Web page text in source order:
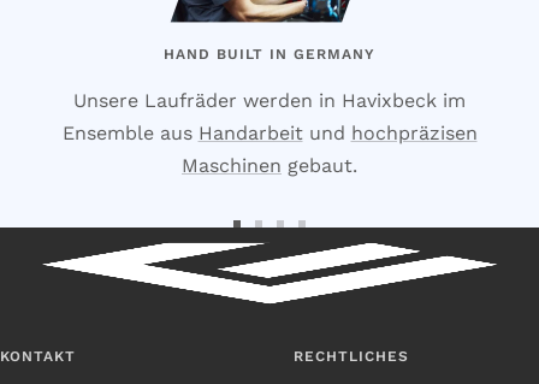
HAND BUILT IN GERMANY
Unsere Laufräder werden in Havixbeck im
Ensemble aus Handarbeitund hochpräzisen
Maschinen gebaut.
Zur
Slide
1
Zur
Slide
2
Slide
3
Slide
4
KONTAKT RECHTLICHES